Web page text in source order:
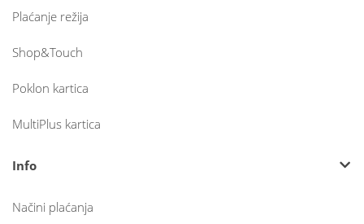
Plaćanje režija
Shop&Touch
Poklon kartica
MultiPlus kartica
Info
Načini plaćanja